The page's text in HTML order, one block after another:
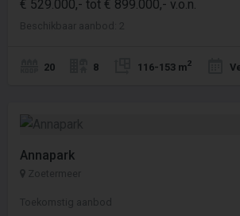
€ 529.000,- tot € 899.000,- v.o.n.
Beschikbaar aanbod: 2
20 8 116-153 m2
Annapark
Zoetermeer
Toekomstig aanbod